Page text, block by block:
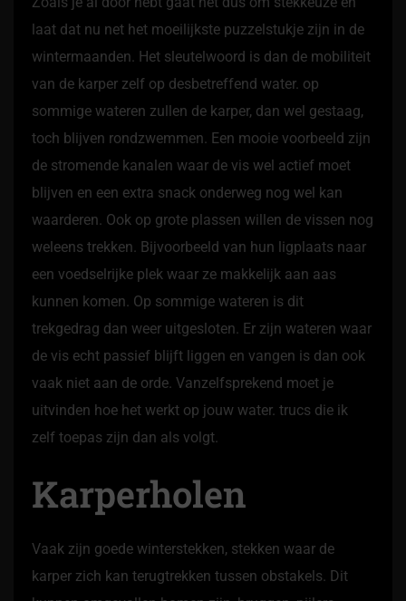
laat dat nu net het moeilijkste puzzelstukje zijn in de
wintermaanden. Het sleutelwoord is dan de mobiliteit
van de karper zelf op desbetreffend water. op
sommige wateren zullen de karper, dan wel gestaag,
toch blijven rondzwemmen. Een mooie voorbeeld zijn
de stromende kanalen waar de vis wel actief moet
blijven en een extra snack onderweg nog wel kan
waarderen. Ook op grote plassen willen de vissen nog
weleens trekken. Bijvoorbeeld van hun ligplaats naar
een voedselrijke plek waar ze makkelijk aan aas
kunnen komen. Op sommige wateren is dit
trekgedrag dan weer uitgesloten. Er zijn wateren waar
de vis echt passief blijft liggen en vangen is dan ook
vaak niet aan de orde. Vanzelfsprekend moet je
uitvinden hoe het werkt op jouw water. trucs die ik
zelf toepas zijn dan als volgt.
Karperholen
Vaak zijn goede winterstekken, stekken waar de
karper zich kan terugtrekken tussen obstakels. Dit